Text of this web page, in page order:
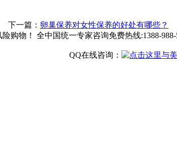
下一篇： 卵巢保养对女性保养的好处有哪些？
购物！ 全中国统一专家咨询免费热线:1388-
QQ在线咨询：